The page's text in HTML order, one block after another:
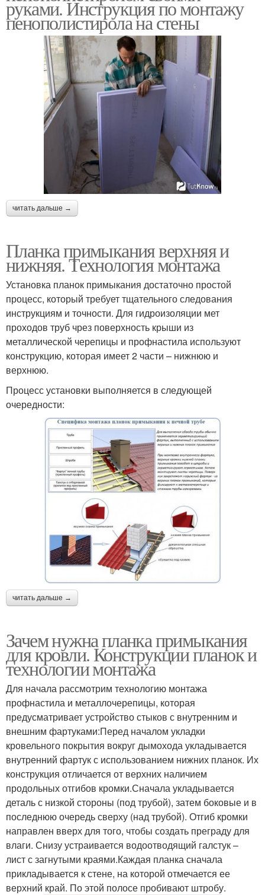
руками. Инструкция по монтажу
пенополистирола на стены
читать дальше →
Планка примыкания верхняя и
нижняя. Технология монтажа
Установка планок примыкания достаточно простой
процесс, который требует тщательного следования
инструкциям и точности. Для гидроизоляции мет
проходов труб чрез поверхность крыши из
металлической черепицы и профнастила используют
конструкцию, которая имеет 2 части – нижнюю и
верхнюю.
Процесс установки выполняется в следующей
очередности:
читать дальше →
Зачем нужна планка примыкания
для кровли. Конструкции планок и
технологии монтажа
Для начала рассмотрим технологию монтажа
профнастила и металлочерепицы, которая
предусматривает устройство стыков с внутренним и
внешним фартуками:Перед началом укладки
кровельного покрытия вокруг дымохода укладывается
внутренний фартук с использованием нижних планок. Их
конструкция отличается от верхних наличием
продольных отгибов кромки.Сначала укладывается
деталь с низкой стороны (под трубой), затем боковые и в
последнюю очередь сверху (над трубой). Отгиб кромки
направлен вверх для того, чтобы создать преграду для
влаги. Снизу устраивается водоотводящий галстук –
лист с загнутыми краями.Каждая планка сначала
прикладывается к стене, на которой отмечается ее
верхний край. По этой полосе пробивают штробу.